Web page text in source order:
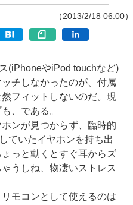
（2013/2/18 06:00）
(iPhoneやiPod touchなど)
チしなかったのが、付属
フィットしないのだ。現
、である。
ンが見つからず、臨時的
ていたイヤホンを持ち出
っと動くとすぐ耳からズ
うしね、物凄いストレス
モコンとして使えるのは